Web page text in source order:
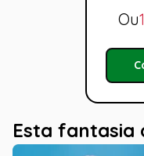
Ou
Esta fantasia